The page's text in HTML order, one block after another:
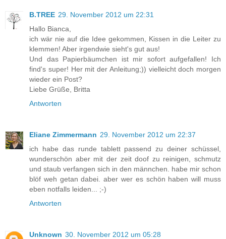
B.TREE 29. November 2012 um 22:31
Hallo Bianca,
ich wär nie auf die Idee gekommen, Kissen in die Leiter zu
klemmen! Aber irgendwie sieht's gut aus!
Und das Papierbäumchen ist mir sofort aufgefallen! Ich
find's super! Her mit der Anleitung;)) vielleicht doch morgen
wieder ein Post?
Liebe Grüße, Britta
Antworten
Eliane Zimmermann 29. November 2012 um 22:37
ich habe das runde tablett passend zu deiner schüssel,
wunderschön aber mit der zeit doof zu reinigen, schmutz
und staub verfangen sich in den männchen. habe mir schon
blöf weh getan dabei. aber wer es schön haben will muss
eben notfalls leiden... ;-)
Antworten
Unknown 30. November 2012 um 05:28